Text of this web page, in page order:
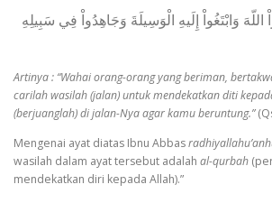
اللّهَ وَابْتَغُواْ إِلَيهِ الْوَسِيلَةَ وَجَاهِدُواْ فِي سَبِيلِهِ
Artinya : “Wahai orang-orang yang beriman,
carilah wasilah (jalan) untuk mendekatkan diti
(berjuanglah) di jalan-Nya agar kamu beruntung.”
Mengenai ayat diatas Ibnu Abbas
wasilah dalam ayat tersebut adalah al-qurbah
mendekatkan diri kepada Allah).”